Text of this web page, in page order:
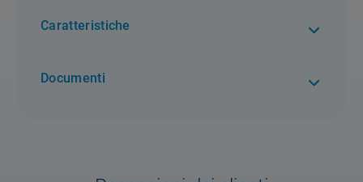
Caratteristiche
Documenti